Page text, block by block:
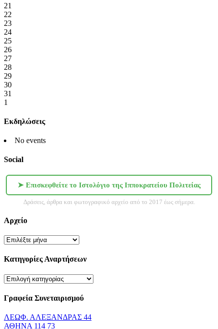
21
22
23
24
25
26
27
28
29
30
31
1
Εκδηλώσεις
No events
Social
➤ Επισκεφθείτε το Ιστολόγιο της Ιπποκρατείου Πολιτείας
Δράσεις, άρθρα και φωτογραφικό αρχείο από το 2017 έως σήμερα.
Αρχείο
Αρχείο
Κατηγορίες Αναρτήσεων
Κατηγορίες
Γραφεία Συνεταιρισμού
ΛΕΩΦ. ΑΛΕΞΑΝΔΡΑΣ 44
ΑΘΗΝΑ 114 73